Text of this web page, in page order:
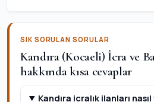
SIK SORULAN SORULAR
Kandıra (Kocaeli) İcra ve
hakkında kısa cevaplar
Kandıra icralık ilanları